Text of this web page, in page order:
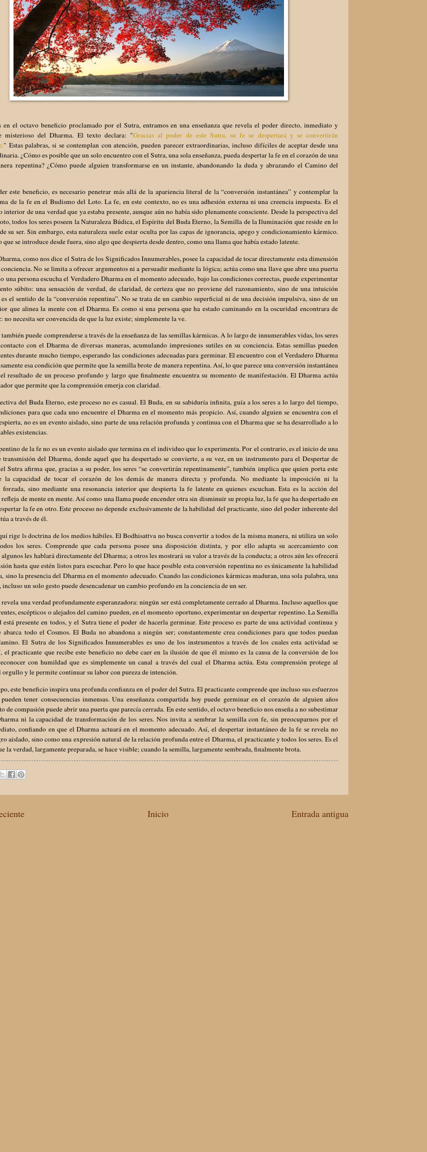
en el octavo beneficio proclamado por el Sutra, entramos en una enseñanza que revela el poder directo, inmediato y
misterioso del Dharma. El texto declara: "Gracias al poder de este Sutra, su fe se despertará y se convertirán
" Estas palabras, si se contemplan con atención, pueden parecer extraordinarias, incluso difíciles de aceptar desde una
¿Cómo es posible que un solo encuentro con el Sutra, una sola enseñanza, pueda despertar la fe en el corazón de una
repentina? ¿Cómo puede alguien transformarse en un instante, abandonando la duda y abrazando el Camino del
este beneficio, es necesario penetrar más allá de la apariencia literal de la “conversión instantánea” y contemplar la
de la fe en el Budismo del Loto. La fe, en este contexto, no es una adhesión externa ni una creencia impuesta. Es el
interior de una verdad que ya estaba presente, aunque aún no había sido plenamente consciente. Desde la perspectiva del
todos los seres poseen la Naturaleza Búdica, el Espíritu del Buda Eterno, la Semilla de la Iluminación que reside en lo
su ser. Sin embargo, esta naturaleza suele estar oculta por las capas de ignorancia, apego y condicionamiento kármico.
que se introduce desde fuera, sino algo que despierta desde dentro, como una llama que había estado latente.
como nos dice el Sutra de los Significados Innumerables, posee la capacidad de tocar directamente esta dimensión
No se limita a ofrecer argumentos ni a persuadir mediante la lógica; actúa como una llave que abre una puerta
una persona escucha el Verdadero Dharma en el momento adecuado, bajo las condiciones correctas, puede experimentar
súbito: una sensación de verdad, de claridad, de certeza que no proviene del razonamiento, sino de una intuición
el sentido de la “conversión repentina”. No se trata de un cambio superficial ni de una decisión impulsiva, sino de un
que alinea la mente con el Dharma. Es como si una persona que ha estado caminando en la oscuridad encontrara de
no necesita ser convencida de que la luz existe; simplemente la ve.
puede comprenderse a través de la enseñanza de las semillas kármicas. A lo largo de innumerables vidas, los seres
con el Dharma de diversas maneras, acumulando impresiones sutiles en su conciencia. Estas semillas pueden
durante mucho tiempo, esperando las condiciones adecuadas para germinar. El encuentro con el Verdadero Dharma
esa condición que permite que la semilla brote de manera repentina. Así, lo que parece una conversión instantánea
resultado de un proceso profundo y largo que finalmente encuentra su momento de manifestación. El Dharma actúa
que permite que la comprensión emerja con claridad.
del Buda Eterno, este proceso no es casual. El Buda, en su sabiduría infinita, guía a los seres a lo largo del tiempo,
para que cada uno encuentre el Dharma en el momento más propicio. Así, cuando alguien se encuentra con el
no es un evento aislado, sino parte de una relación profunda y continua con el Dharma que se ha desarrollado a lo
existencias.
de la fe no es un evento aislado que termina en el individuo que lo experimenta. Por el contrario, es el inicio de una
transmisión del Dharma, donde aquel que ha despertado se convierte, a su vez, en un instrumento para el Despertar de
Sutra afirma que, gracias a su poder, los seres “se convertirán repentinamente”, también implica que quien porta este
la capacidad de tocar el corazón de los demás de manera directa y profunda. No mediante la imposición ni la
forzada, sino mediante una resonancia interior que despierta la fe latente en quienes escuchan. Esta es la acción del
refleja de mente en mente. Así como una llama puede encender otra sin disminuir su propia luz, la fe que ha despertado en
la fe en otro. Este proceso no depende exclusivamente de la habilidad del practicante, sino del poder inherente del
a través de él.
rige ls doctrina de los medios hábiles. El Bodhisattva no busca convertir a todos de la misma manera, ni utiliza un solo
los seres. Comprende que cada persona posee una disposición distinta, y por ello adapta su acercamiento con
les hablará directamente del Dharma; a otros les mostrará su valor a través de la conducta; a otros aún les ofrecerá
hasta que estén listos para escuchar. Pero lo que hace posible esta conversión repentina no es únicamente la habilidad
sino la presencia del Dharma en el momento adecuado. Cuando las condiciones kármicas maduran, una sola palabra, una
incluso un solo gesto puede desencadenar un cambio profundo en la conciencia de un ser.
una verdad profundamente esperanzadora: ningún ser está completamente cerrado al Dharma. Incluso aquellos que
escépticos o alejados del camino pueden, en el momento oportuno, experimentar un despertar repentino. La Semilla
está presente en todos, y el Sutra tiene el poder de hacerla germinar. Este proceso es parte de una actividad continua y
abarca todo el Cosmos. El Buda no abandona a ningún ser; constantemente crea condiciones para que todos puedan
El Sutra de los Significados Innumerables es uno de los instrumentos a través de los cuales esta actividad se
el practicante que recibe este beneficio no debe caer en la ilusión de que él mismo es la causa de la conversión de los
con humildad que es simplemente un canal a través del cual el Dharma actúa. Esta comprensión protege al
orgullo y le permite continuar su labor con pureza de intención.
este beneficio inspira una profunda confianza en el poder del Sutra. El practicante comprende que incluso sus esfuerzos
tener consecuencias inmensas. Una enseñanza compartida hoy puede germinar en el corazón de alguien años
de compasión puede abrir una puerta que parecía cerrada. En este sentido, el octavo beneficio nos enseña a no subestimar
ni la capacidad de transformación de los seres. Nos invita a sembrar la semilla con fe, sin preocuparnos por el
confiando en que el Dharma actuará en el momento adecuado. Así, el despertar instantáneo de la fe se revela no
aislado, sino como una expresión natural de la relación profunda entre el Dharma, el practicante y todos los seres. Es el
la verdad, largamente preparada, se hace visible; cuando la semilla, largamente sembrada, finalmente brota.
Entrada antigua
Inicio